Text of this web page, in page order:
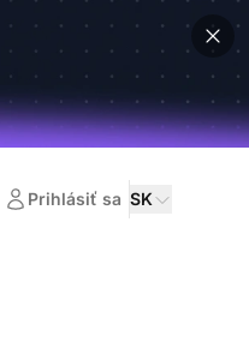
Prihlásiť sa SK